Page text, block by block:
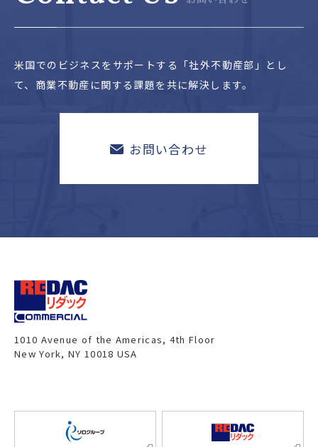
米国でのビジネスをサポートする「社外不動産部」とし
て、 商業不動産に関する課題を共に解決します。
お問い合わせ
1010 Avenue of the Americas, 4th Floor
New York, NY 10018 USA